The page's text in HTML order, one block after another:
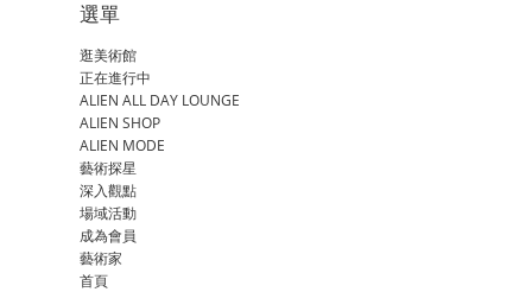
選單
逛美術館
正在進行中
ALIEN ALL DAY LOUNGE
ALIEN SHOP
ALIEN MODE
藝術探星
深入觀點
場域活動
成為會員
藝術家
首頁